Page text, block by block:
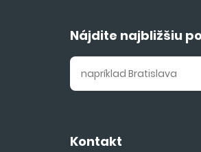
Nájdite najbližšiu
Kontakt